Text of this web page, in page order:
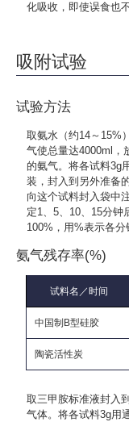
化吸收，即使误食也
吸附试验
试验方法
取氨水（约14～15%
气使总量达4000ml，
的氨气。将各试料3g
装，封入到另外准备
向这个试料封入袋中
定1、5、10、15分钟
100%，用%表示各分
氨气残存率(%)
试料名／时间
中国制B型硅胶
陶瓷活性炭
取三甲胺标准液封入
气体。将各试料3g用